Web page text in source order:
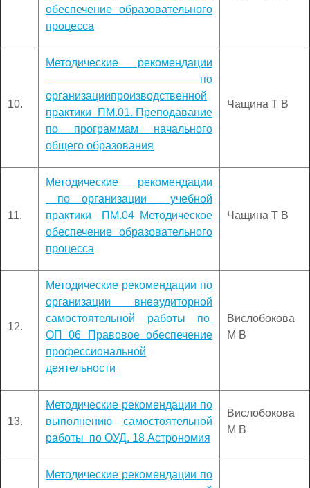
обеспечение образовательного
процесса
10.
Методические рекомендации
по
организациипроизводственной
практики ПМ.01. Преподавание
по программам начального
общего образования
Чащина Т В
11.
Методические рекомендации
по организации учебной
практики ПМ.04 Методическое
обеспечение образовательного
процесса
Чащина Т В
12.
Методические рекомендации по
организации внеаудиторной
самостоятельной работы по
ОП 06 Правовое обеспечение
профессиональной
деятельности
Вислобокова
М В
13.
Методические рекомендации по
выполнению самостоятельной
работы по ОУД. 18 Астрономия
Вислобокова
М В
Методические рекомендации по